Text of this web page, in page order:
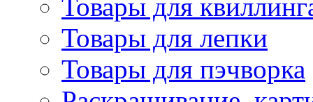
Товары для
Товары для лепки
Товары для пэчворка